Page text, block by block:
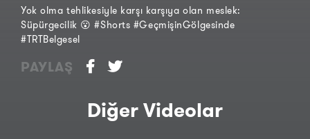
Yok olma tehlikesiyle karşı karşıya olan meslek:
Süpürgecilik 😮 #Shorts #GeçmişinGölgesinde
#TRTBelgesel
PAYLAŞ
Diğer Videolar